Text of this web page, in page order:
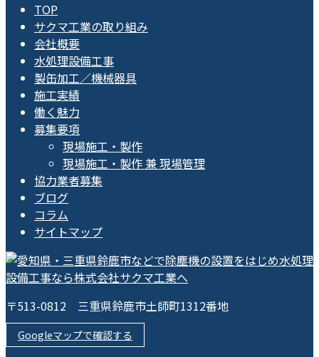
TOP
サクマ工業の取り組み
会社概要
水処理設備工事
製缶加工／機械器具
施工実績
働く魅力
募集要項
現場施工・製作
現場施工・製作 兼 現場管理
協力業者募集
ブログ
コラム
サイトマップ
〒513-0812 三重県鈴鹿市土師町1312番地
Googleマップで確認する